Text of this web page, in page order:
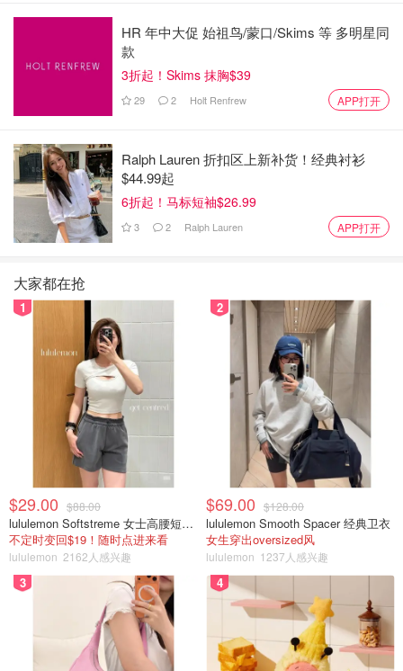
HR 年中大促 始祖鸟/蒙口/Skims 等 多明星同
款
3折起！Skims 抹胸$39
29 2 Holt Renfrew APP打开
Ralph Lauren 折扣区上新补货！经典衬衫
$44.99起
6折起！马标短袖$26.99
3 2 Ralph Lauren APP打开
大家都在抢
1
$29.00 $88.00
lululemon Softstreme 女士高腰短裤 10cm
不定时变回$19！随时点进来看
lululemon 2162人感兴趣
2
$69.00 $128.00
lululemon Smooth Spacer 经典卫衣
女生穿出oversized风
lululemon 1237人感兴趣
3 4